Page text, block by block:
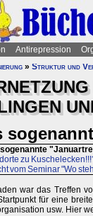
Antirepression
» Struktur und
sogenannte
zu
vom Seminar "Wo
war das Treffen
für eine
usw. Hier